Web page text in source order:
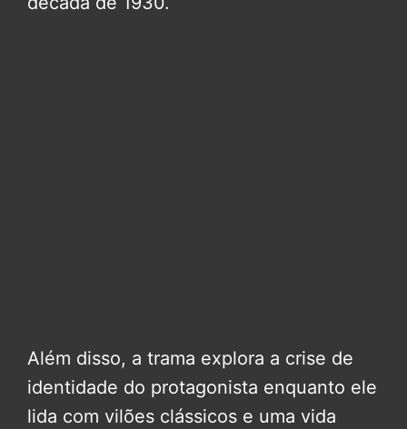
Além disso, a trama explora a crise de
identidade do protagonista enquanto ele
lida com vilões clássicos e uma vida